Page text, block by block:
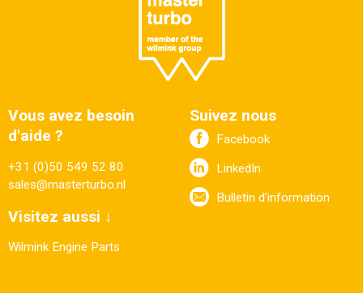
Vous avez besoin
d'aide ?
+31 (0)50 549 52 80
sales@masterturbo.nl
Visitez aussi ↓
Wilmink Engine Parts
Suivez nous
Facebook
LinkedIn
Bulletin d'information